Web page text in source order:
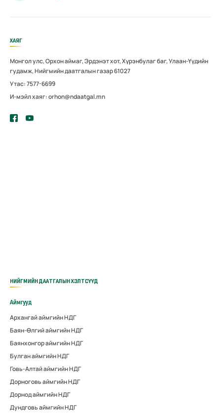
ХАЯГ
Монгол улс, Орхон аймаг, Эрдэнэт хот, Хүрэнбулаг баг, Улаан-Үүдийн
гудамж, Нийгмийн даатгалын газар 61027
Утас: 7577-6699
И-мэйл хаяг: orhon@ndaatgal.mn
НИЙГМИЙН ДААТГАЛЫН ХЭЛТСҮҮД
Аймгууд
Архангай аймгийн НДГ
Баян-Өлгий аймгийн НДГ
Баянхонгор аймгийн НДГ
Булган аймгийн НДГ
Говь-Алтай аймгийн НДГ
Дорноговь аймгийн НДГ
Дорнод аймгийн НДГ
Дундговь аймгийн НДГ